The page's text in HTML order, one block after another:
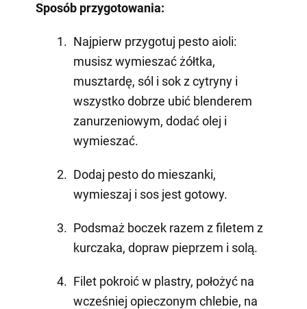
Sposób przygotowania:
Najpierw przygotuj pesto aioli:
musisz wymieszać żółtka,
musztardę, sól i sok z cytryny i
wszystko dobrze ubić blenderem
zanurzeniowym, dodać olej i
wymieszać.
Dodaj pesto do mieszanki,
wymieszaj i sos jest gotowy.
Podsmaż boczek razem z filetem z
kurczaka, dopraw pieprzem i solą.
Filet pokroić w plastry, położyć na
wcześniej opieczonym chlebie, na